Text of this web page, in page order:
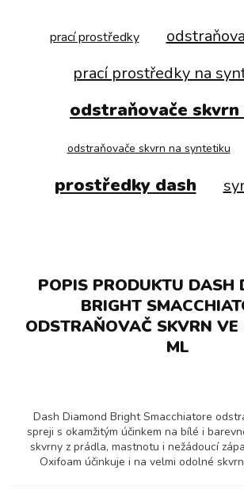
prací prostředky
prací prostředky na
odstraňovače skvrn
odstraňovače skvrn na syntetiku
prostředky dash
POPIS PRODUKTU DASH
BRIGHT
ODSTRAŇOVAČ SKVRN VE
ML
Dash Diamond Bright Smacchiatore
spreji s okamžitým účinkem na bílé i
skvrny z prádla, mastnotu i nežádoucí
Oxifoam účinkuje i na velmi odolné